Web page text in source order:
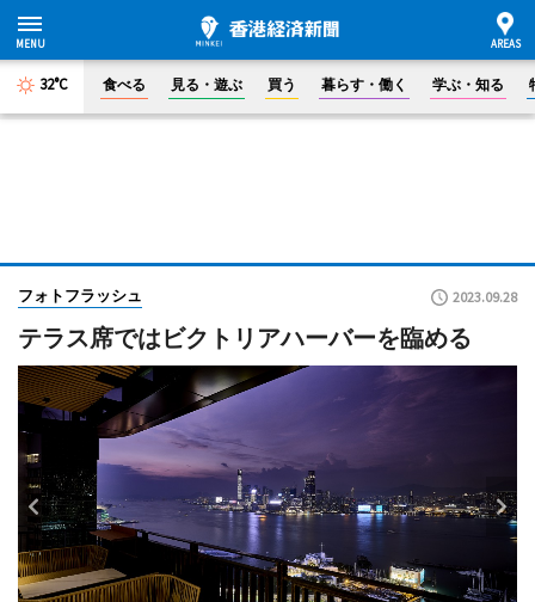
32°C 食べる 見る・遊ぶ 買う 暮らす・働く 学ぶ・知る
フォトフラッシュ 2023.09.28
テラス席ではビクトリアハーバーを臨める